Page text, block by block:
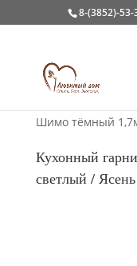
8-(3852)-53-
Главная/Кухни
Шимо тёмный
Кухонный
светлый /